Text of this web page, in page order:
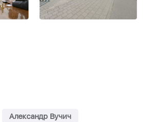
Александр Вучич